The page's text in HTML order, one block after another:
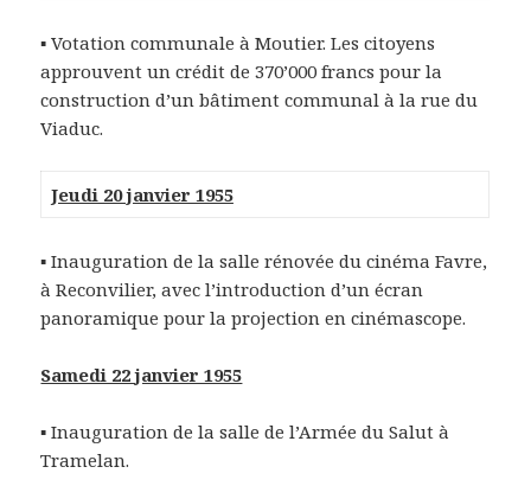
▪ Votation communale à Moutier. Les citoyens
approuvent un crédit de 370’000 francs pour la
construction d’un bâtiment communal à la rue du
Viaduc.
Jeudi 20 janvier 1955
▪ Inauguration de la salle rénovée du cinéma Favre,
à Reconvilier, avec l’introduction d’un écran
panoramique pour la projection en cinémascope.
Samedi 22 janvier 1955
▪ Inauguration de la salle de l’Armée du Salut à
Tramelan.